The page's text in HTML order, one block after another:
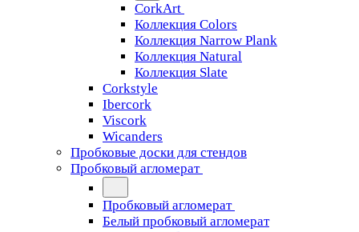
CorkArt
Коллекция Colors
Коллекция Narrow Plank
Коллекция Natural
Коллекция Slate
Corkstyle
Ibercork
Viscork
Wicanders
Пробковые доски для стендов
Пробковый агломерат
Пробковый агломерат
Белый пробковый агломерат